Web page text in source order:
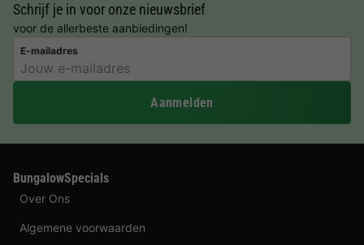
Schrijf je in voor onze nieuwsbrief
voor de allerbeste aanbiedingen!
E-mailadres
Aanmelden
BungalowSpecials
Over Ons
Algemene voorwaarden